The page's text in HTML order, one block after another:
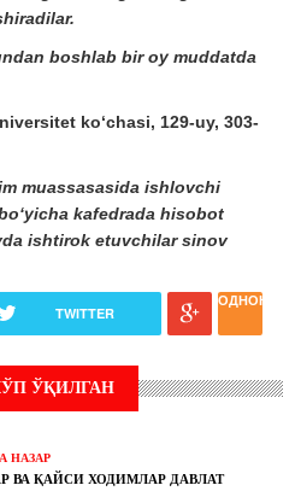
boshlab bir oy muddatda
ko‘chasi, 129-uy, 303-
muassasasida ishlovchi
kafedrada hisobot
ishtirok etuvchilar sinov
TWITTER
ЎҚИЛГАН
НАЗАР
ВА ҚАЙСИ ХОДИМЛАР ДАВЛАТ